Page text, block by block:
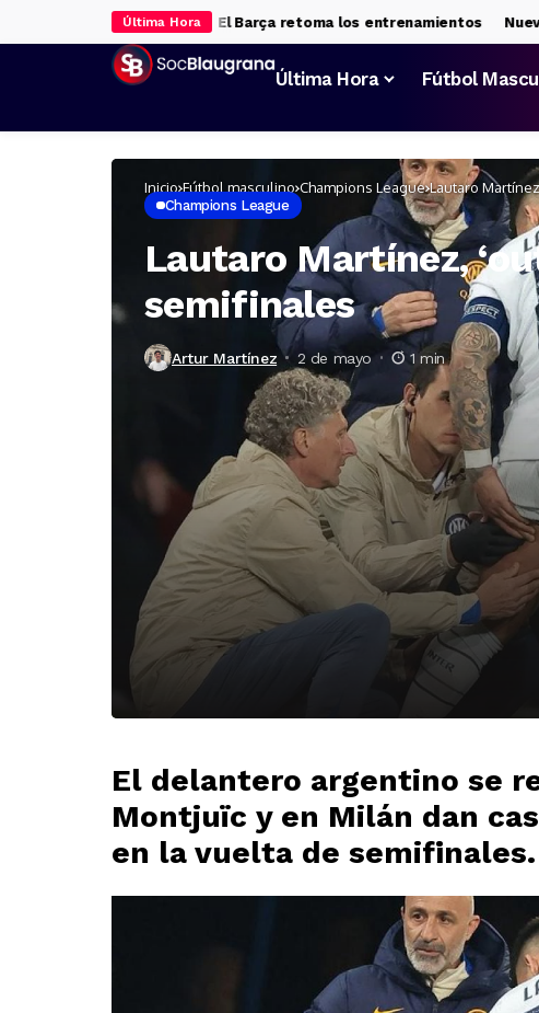
Última Hora
da luz verde al Barça El Barça retoma los entrenamientos Nuevo
Última Hora Fútbol
Inicio Fútbol masculino Champions League Lautaro
Champions League
Lautaro Martínez,
semifinales
Artur Martínez 2 de mayo 1 min
El delantero argentino se
Montjuïc y en Milán dan
en la vuelta de semifinales.